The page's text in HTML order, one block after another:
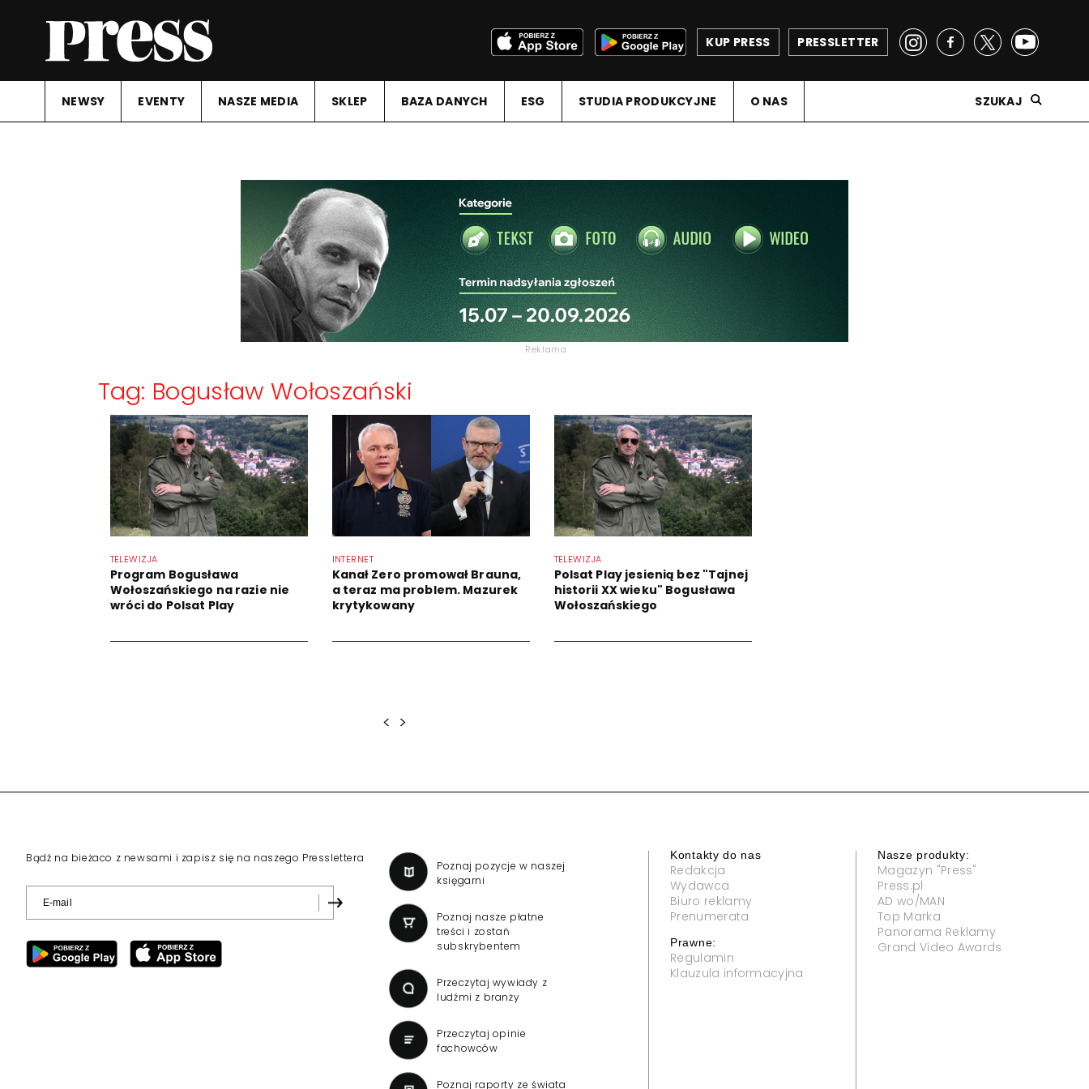
PRESSLETTER
KUP PRESS
NEWSY EVENTY NASZE MEDIA SKLEP BAZA DANYCH ESG STUDIA PRODUKCYJNE O NAS SZUKAJ
Reklama
Tag: Bogusław Wołoszański
TELEWIZJA
Program Bogusława
Wołoszańskiego na razie nie
wróci do Polsat Play
INTERNET
Kanał Zero promował Brauna,
a teraz ma problem. Mazurek
krytykowany
TELEWIZJA
Polsat Play jesienią bez "Tajnej
historii XX wieku" Bogusława
Wołoszańskiego
< >
Bądź na bieżaco z newsami i zapisz się na naszego Presslettera
Poznaj pozycje w naszej
księgarni
Poznaj nasze płatne
treści i zostań
subskrybentem
Przeczytaj wywiady z
ludźmi z branży
Przeczytaj opinie
fachowców
Poznaj raporty ze świata
Kontakty do nas
Redakcja
Wydawca
Biuro reklamy
Prenumerata
Prawne:
Regulamin
Klauzula informacyjna
Nasze produkty:
Magazyn "Press"
Press.pl
AD wo/MAN
Top Marka
Panorama Reklamy
Grand Video Awards